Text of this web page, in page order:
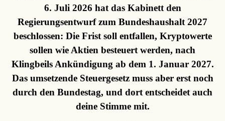
6. Juli 2026 hat das Kabinett den
Regierungsentwurf zum Bundeshaushalt 2027
beschlossen: Die Frist soll entfallen, Kryptowerte
sollen wie Aktien besteuert werden, nach
Klingbeils Ankündigung ab dem 1. Januar 2027.
Das umsetzende Steuergesetz muss aber erst noch
durch den Bundestag, und dort entscheidet auch
deine Stimme mit.